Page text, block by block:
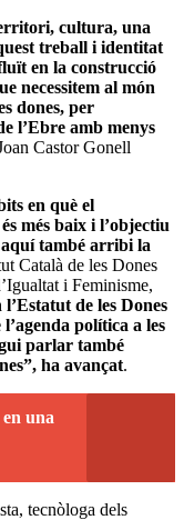
cultura, una
treball i identitat
en la construcció
necessitem al món
dones, per
l’Ebre amb menys
Castor Gonell
en què el
més baix i l’objectiu
també arribi la
Català de les Dones
i Feminisme,
de les Dones
política a les
parlar també
ha avançat.
una
tecnòloga dels